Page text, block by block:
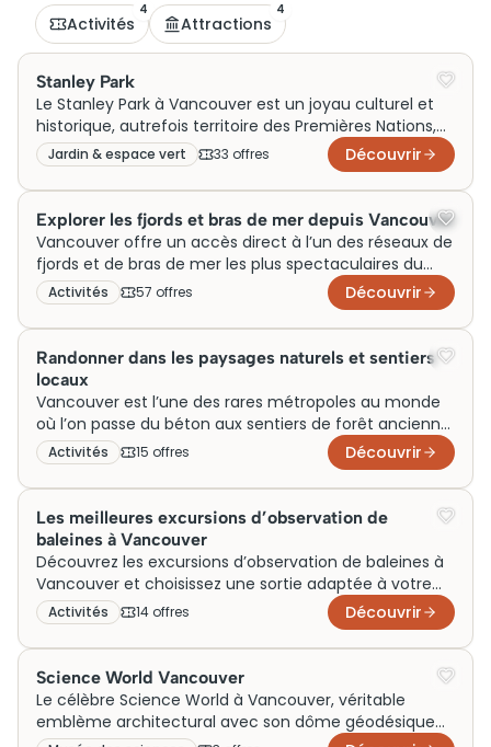
Activités
4
Attractions
4
Stanley Park
Le Stanley Park à Vancouver est un joyau culturel et
historique, autrefois territoire des Premières Nations,
transformé en parc public en 1888. Célèbre pour ses
totems autochtones et ses vastes sentiers naturels, il
attire des millions de visiteurs chaque année.
Aujourd’hui, des visites guidées sont disponibles,
souvent incluses dans les billets touristiques,
permettant aux voyageurs d’explorer sa riche
biodiversité. Stanley Park demeure un témoignage
vivant du patrimoine naturel et culturel de la région.
Jardin & espace vert 33 offres Découvrir
Explorer les fjords et bras de mer depuis Vancouver
Vancouver offre un accès direct à l’un des réseaux de
fjords et de bras de mer les plus spectaculaires du
Pacifique Nord. Les croisières au départ de la ville
permettent d’explorer Howe Sound, Indian Arm ou les
eaux plus sauvages vers le nord, là où les orques, les
ours et les aigles partagent un territoire à peine
touché. La plupart des départs s’effectuent depuis
Canada Place ou Deep Cove, avec des formules
allant de la demi-journée au séjour multi-jours.
Activités 57 offres Découvrir
Randonner dans les paysages naturels et sentiers
locaux
Vancouver est l’une des rares métropoles au monde
où l’on passe du béton aux sentiers de forêt ancienne
en moins de trente minutes. Les randonneurs
disposent ici d’un terrain de jeu exceptionnel : les
pentes boisées du parc provincial de Cypress, les
crêtes panoramiques de Garibaldi, les plages
sauvages de North Shore. Toutes les saisons offrent
leurs propres caractéristiques, avec des niveaux de
difficulté adaptés aussi bien aux promeneurs
occasionnels qu’aux marcheurs aguerris.
Activités 15 offres Découvrir
Les meilleures excursions d’observation de
baleines à Vancouver
Découvrez les excursions d’observation de baleines à
Vancouver et choisissez une sortie adaptée à votre
rythme et à votre budget. Comparez les croisières,
horaires et conditions pour organiser une expérience
marine autour des orques, baleines grises et baleines
à bosse dans le respect de l’environnement.
Activités 14 offres Découvrir
Science World Vancouver
Le célèbre Science World à Vancouver, véritable
emblème architectural avec son dôme géodésique